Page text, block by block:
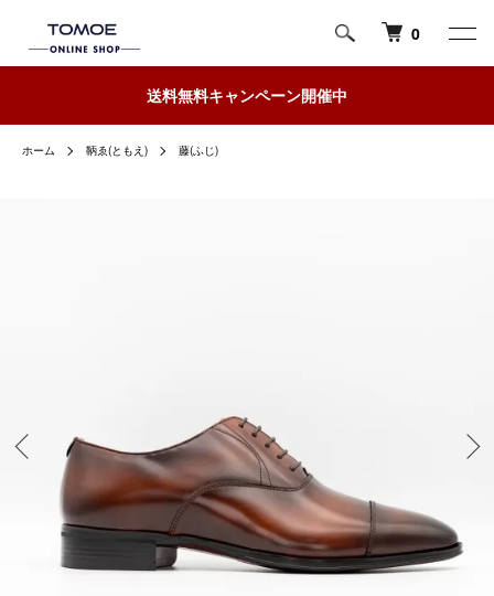
0
送料無料キャンペーン開催中
ホーム 鞆ゑ(ともえ) 藤(ふじ)